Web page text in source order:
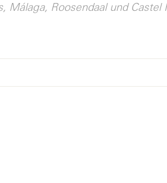
Málaga, Roosendaal und Castel